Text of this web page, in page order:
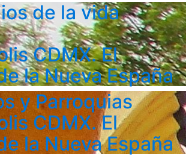
de la vida
CDMX. El
la Nueva España
y Parroquias
CDMX. El
la Nueva España